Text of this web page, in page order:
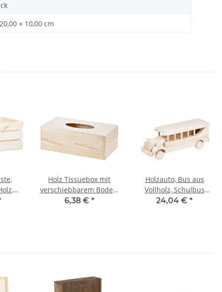
× 10,00 cm
Holz Tissuebox mit
verschiebbarem Boden,
Taschentuchbox
6,38 € *
Holzauto, Bus aus
Vollholz, Schulbus
29 × 10 × 11 cm
24,04 € *